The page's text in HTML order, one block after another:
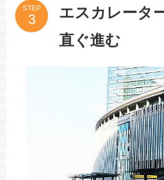
STEP
エスカレータ
直ぐ進む